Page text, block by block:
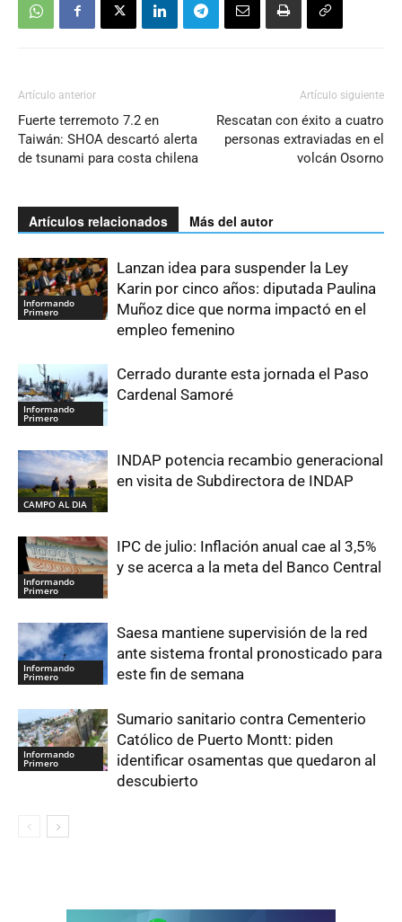
Artículo anterior
Fuerte terremoto 7.2 en
Taiwán: SHOA descartó alerta
de tsunami para costa chilena
Artículo siguiente
Rescatan con éxito a cuatro
personas extraviadas en el
volcán Osorno
Artículos relacionados Más del autor
Informando
Primero
Lanzan idea para suspender la Ley
Karin por cinco años: diputada Paulina
Muñoz dice que norma impactó en el
empleo femenino
Informando
Primero
Cerrado durante esta jornada el Paso
Cardenal Samoré
CAMPO AL DIA
INDAP potencia recambio generacional
en visita de Subdirectora de INDAP
Informando
Primero
IPC de julio: Inflación anual cae al 3,5%
y se acerca a la meta del Banco Central
Informando
Primero
Saesa mantiene supervisión de la red
ante sistema frontal pronosticado para
este fin de semana
Informando
Primero
Sumario sanitario contra Cementerio
Católico de Puerto Montt: piden
identificar osamentas que quedaron al
descubierto